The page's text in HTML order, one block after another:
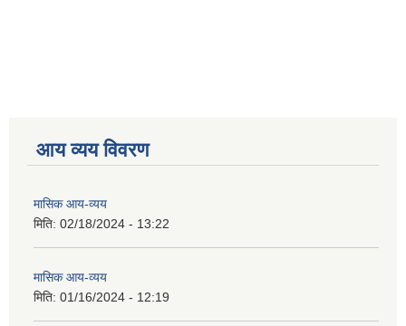
आय व्यय विवरण
मासिक आय-व्यय
मिति: 02/18/2024 - 13:22
मासिक आय-व्यय
मिति: 01/16/2024 - 12:19